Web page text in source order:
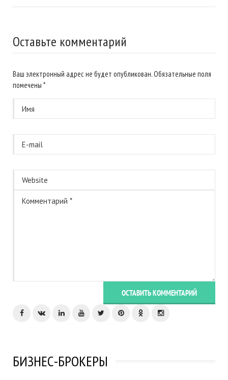
Оставьте комментарий
Ваш электронный адрес не будет опубликован. Обязательные поля
помечены *
ОСТАВИТЬ КОММЕНТАРИЙ
БИЗНЕС-БРОКЕРЫ